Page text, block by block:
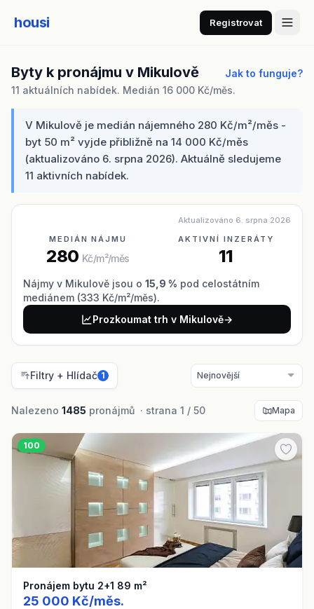
housi Registrovat
Byty k pronájmu v Mikulově
Jak to funguje?
11 aktuálních nabídek. Medián 16 000 Kč/měs.
V Mikulově je medián nájemného 280 Kč/m²/měs -
byt 50 m² vyjde přibližně na 14 000 Kč/měs
(aktualizováno 6. srpna 2026). Aktuálně sledujeme
11 aktivních nabídek.
Aktualizováno 6. srpna 2026
MEDIÁN NÁJMU
280 Kč/m²/měs
AKTIVNÍ INZERÁTY
11
Nájmy v Mikulově jsou o 15,9 % pod celostátním
mediánem (333 Kč/m²/měs).
Prozkoumat trh v Mikulově→
Filtry + Hlídač 1
Nalezeno 1485 pronájmů · strana 1 / 50 Mapa
100
Pronájem bytu 2+1 89 m²
25 000 Kč/měs.